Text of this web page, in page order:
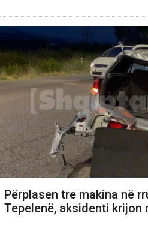
Përplasen tre makina në
Tepelenë, aksidenti krijon